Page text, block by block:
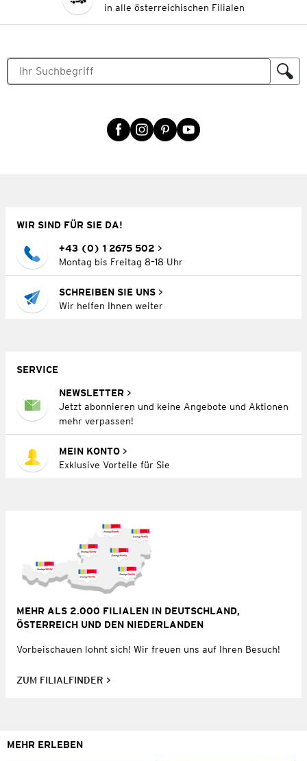
in alle österreichischen Filialen
WIR SIND FÜR SIE DA!
+43 (0) 1 2675 502
Montag bis Freitag 8–18 Uhr
SCHREIBEN SIE UNS
Wir helfen Ihnen weiter
SERVICE
NEWSLETTER
Jetzt abonnieren und keine Angebote und Aktionen
mehr verpassen!
MEIN KONTO
Exklusive Vorteile für Sie
MEHR ALS 2.000 FILIALEN IN DEUTSCHLAND,
ÖSTERREICH UND DEN NIEDERLANDEN
Vorbeischauen lohnt sich! Wir freuen uns auf Ihren Besuch!
ZUM FILIALFINDER
MEHR ERLEBEN